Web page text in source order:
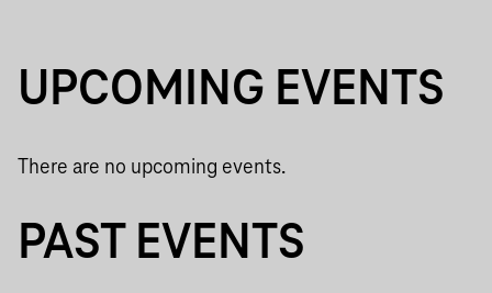
UPCOMING EVENTS
There are no upcoming events.
PAST EVENTS